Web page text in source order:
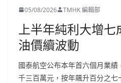
05/08/2026 TMHK 編輯部
上半年純利大增七
油價續波動
國泰航空公布本年首六個月業
千三百萬元，按年飆升百分之